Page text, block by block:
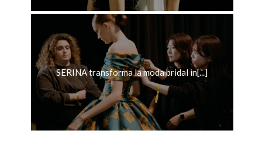
SERINA transforma la moda bridal in[...]